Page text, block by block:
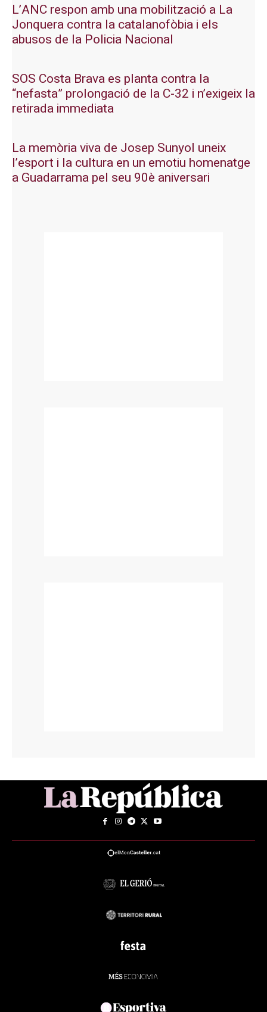
L’ANC respon amb una mobilització a La
Jonquera contra la catalanofòbia i els
abusos de la Policia Nacional
SOS Costa Brava es planta contra la
“nefasta” prolongació de la C-32 i n’exigeix la
retirada immediata
La memòria viva de Josep Sunyol uneix
l’esport i la cultura en un emotiu homenatge
a Guadarrama pel seu 90è aniversari